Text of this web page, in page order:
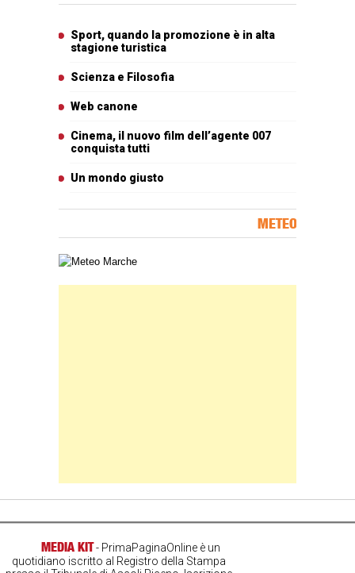
Sport, quando la promozione è in alta
stagione turistica
Scienza e Filosofia
Web canone
Cinema, il nuovo film dell’agente 007
conquista tutti
Un mondo giusto
METEO
Carta meteorologica delle Marche
MEDIA KIT- PrimaPaginaOnline è un
quotidiano iscritto al Registro della Stampa